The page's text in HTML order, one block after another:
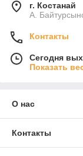
г. Костанай
А.
Контакты
Сегодня
Показать
О нас
Контакты